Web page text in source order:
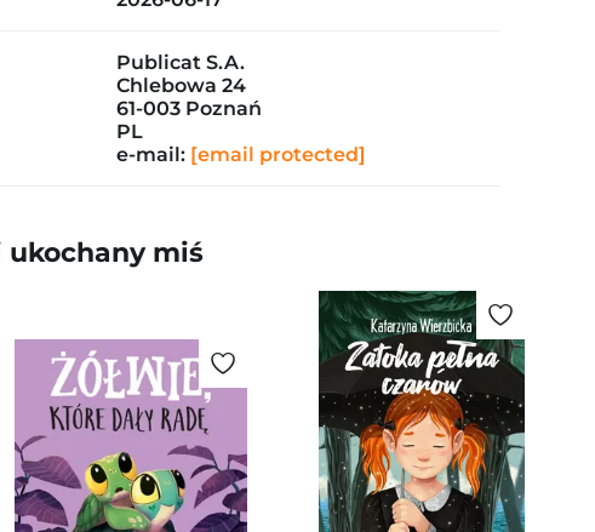
Publicat S.A.
Chlebowa 24
61-003 Poznań
PL
e-mail: [email protected]
ukochany miś